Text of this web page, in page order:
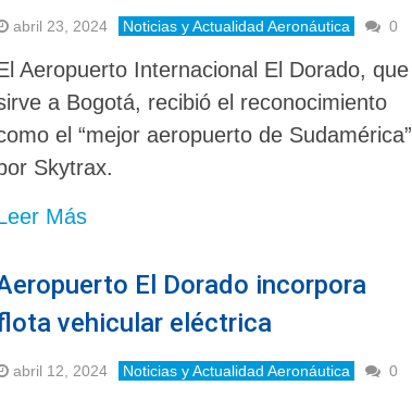
abril 23, 2024 Noticias y Actualidad Aeronáutica 0
Aeropuerto Internacional El Dorado, que
a Bogotá, recibió el reconocimiento
el “mejor aeropuerto de Sudamérica”
Skytrax.
Más
El Dorado incorpora
vehicular eléctrica
abril 12, 2024 Noticias y Actualidad Aeronáutica 0